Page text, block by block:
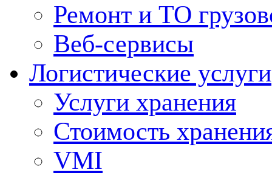
Ремонт и ТО
Веб-сервисы
Логистические услуги
Услуги хранения
Стоимость
VMI